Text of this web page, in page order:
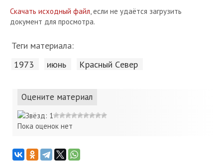
Скачать исходный файл, если не удаётся загрузить
документ для просмотра.
Теги материала:
1973 июнь Красный Cевер
Оцените материал
Пока оценок нет